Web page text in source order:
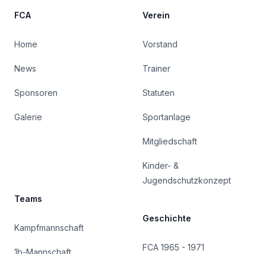
FCA
Home
News
Sponsoren
Galerie
Teams
Kampfmannschaft
Verein
Vorstand
Trainer
Statuten
Sportanlage
Mitgliedschaft
Kinder- &
Jugendschutzkonzept
Geschichte
FCA 1965 - 1971